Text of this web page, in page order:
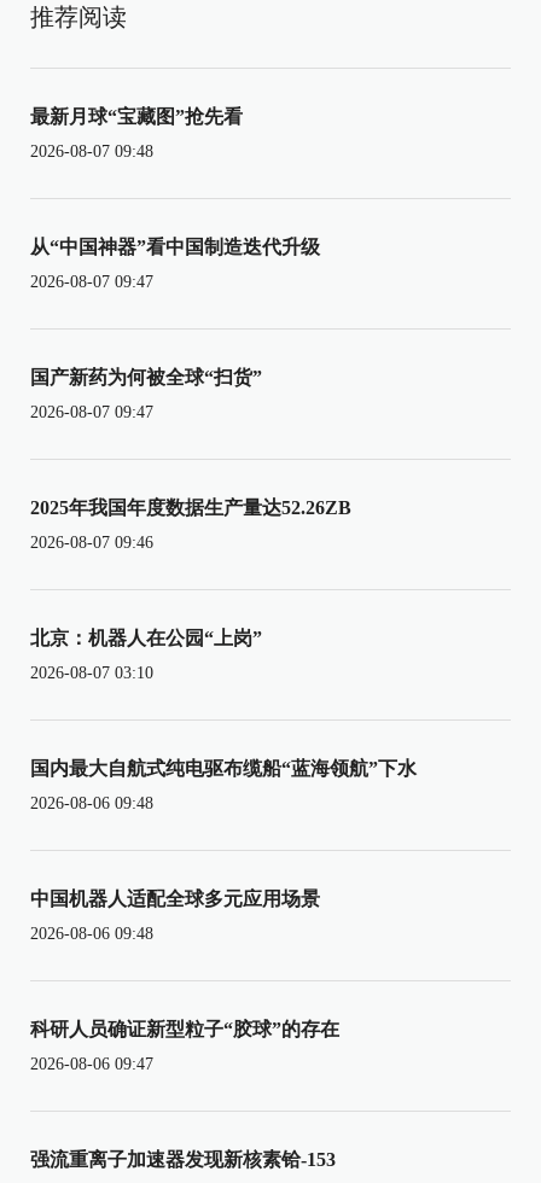
推荐阅读
最新月球“宝藏图”抢先看
2026-08-07 09:48
从“中国神器”看中国制造迭代升级
2026-08-07 09:47
国产新药为何被全球“扫货”
2026-08-07 09:47
2025年我国年度数据生产量达52.26ZB
2026-08-07 09:46
北京：机器人在公园“上岗”
2026-08-07 03:10
国内最大自航式纯电驱布缆船“蓝海领航”下水
2026-08-06 09:48
中国机器人适配全球多元应用场景
2026-08-06 09:48
科研人员确证新型粒子“胶球”的存在
2026-08-06 09:47
强流重离子加速器发现新核素铪-153